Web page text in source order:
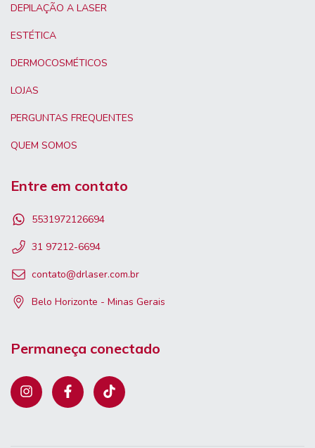
DEPILAÇÃO A LASER
ESTÉTICA
DERMOCOSMÉTICOS
LOJAS
PERGUNTAS FREQUENTES
QUEM SOMOS
Entre em contato
5531972126694
31 97212-6694
contato@drlaser.com.br
Belo Horizonte - Minas Gerais
Permaneça conectado